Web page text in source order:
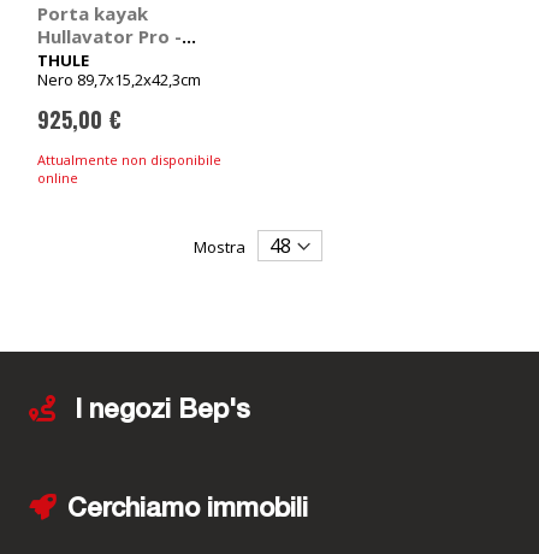
Porta kayak
Hullavator Pro -
THULE
THULE
Nero 89,7x15,2x42,3cm
925,00 €
Attualmente non disponibile
online
Mostra
I negozi Bep's
Cerchiamo immobili